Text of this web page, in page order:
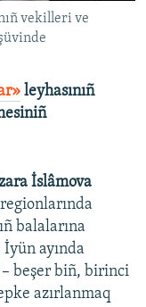
vekilleri ve
leyhasınıñ
İslâmova
balalarına
ayında
beşer biñ, birinci
azırlanmaq